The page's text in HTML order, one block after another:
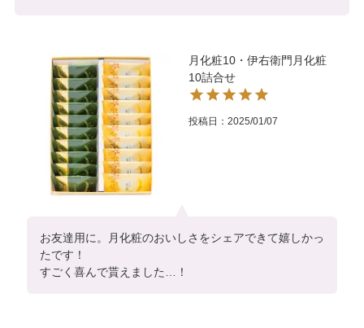
月化粧10・伊右衛門月化粧
10詰合せ
投稿日 2025/01/07
お友達用に。月化粧のおいしさをシェアできて嬉しかっ
たです！
すごく喜んで貰えました…！